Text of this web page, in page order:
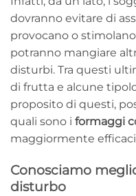
dovranno evitare di
provocano o
potranno mangiare
disturbi. Tra questi
di frutta e alcune
proposito di questi,
quali sono i formaggi
maggiormente
Conosciamo
disturbo